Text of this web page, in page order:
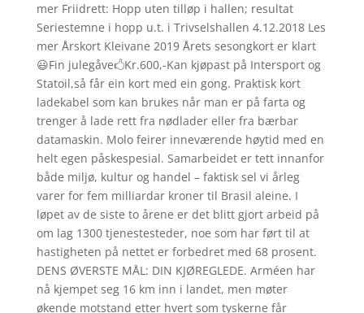
mer Friidrett: Hopp uten tilløp i hallen; resultat
Seriestemne i hopp u.t. i Trivselshallen 4.12.2018 Les
mer Årskort Kleivane 2019 Årets sesongkort er klart
😃Fin julegåve🖒Kr.600,-Kan kjøpast på Intersport og
Statoil,så får ein kort med ein gong. Praktisk kort
ladekabel som kan brukes når man er på farta og
trenger å lade rett fra nødlader eller fra bærbar
datamaskin. Molo feirer inneværende høytid med en
helt egen påskespesial. Samarbeidet er tett innanfor
både miljø, kultur og handel – faktisk sel vi årleg
varer for fem milliardar kroner til Brasil aleine. I
løpet av de siste to årene er det blitt gjort arbeid på
om lag 1300 tjenestesteder, noe som har ført til at
hastigheten på nettet er forbedret med 68 prosent.
DENS ØVERSTE MÅL: DIN KJØREGLEDE. Arméen har
nå kjempet seg 16 km inn i landet, men møter
økende motstand etter hvert som tyskerne får